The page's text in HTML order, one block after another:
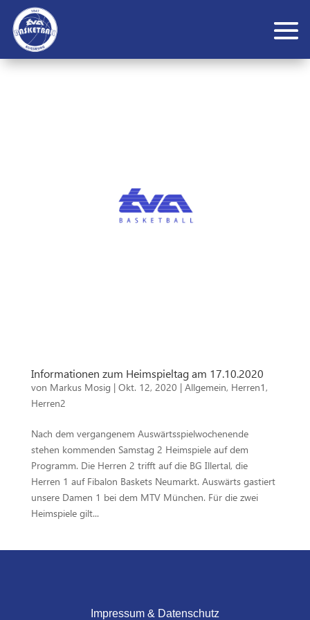
Informationen zum Heimspieltag am 17.10.2020
von Markus Mosig | Okt. 12, 2020 | Allgemein, Herren1 ,
Herren2
Nach dem vergangenem Auswärtsspielwochenende
stehen kommenden Samstag 2 Heimspiele auf dem
Programm. Die Herren 2 trifft auf die BG Illertal, die
Herren 1 auf Fibalon Baskets Neumarkt. Auswärts gastiert
unsere Damen 1 bei dem MTV München. Für die zwei
Heimspiele gilt...
Impressum & Datenschutz